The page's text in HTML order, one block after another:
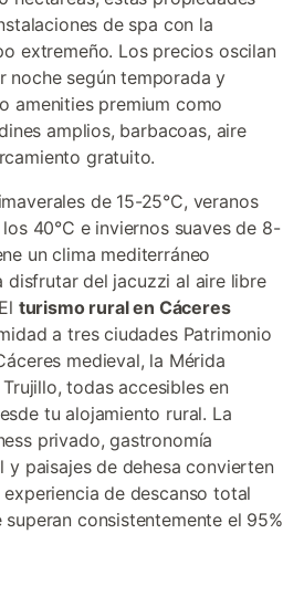
de spa con la
extremeño. Los precios oscilan
según temporada y
amenities premium como
amplios, barbacoas, aire
gratuito.
de 15-25°C, veranos
40°C e inviernos suaves de 8-
un clima mediterráneo
disfrutar del jacuzzi al aire libre
turismo rural en Cáceres
a tres ciudades Patrimonio
medieval, la Mérida
todas accesibles en
tu alojamiento rural. La
privado, gastronomía
y paisajes de dehesa convierten
de descanso total
consistentemente el 95%